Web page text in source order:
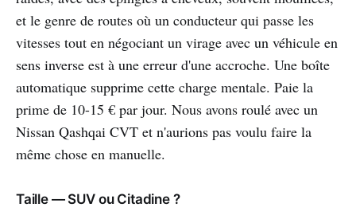
et le genre de routes où un conducteur qui passe les
vitesses tout en négociant un virage avec un véhicule en
sens inverse est à une erreur d'une accroche. Une boîte
automatique supprime cette charge mentale. Paie la
prime de 10-15 € par jour. Nous avons roulé avec un
Nissan Qashqai CVT et n'aurions pas voulu faire la
même chose en manuelle.
Taille — SUV ou Citadine ?